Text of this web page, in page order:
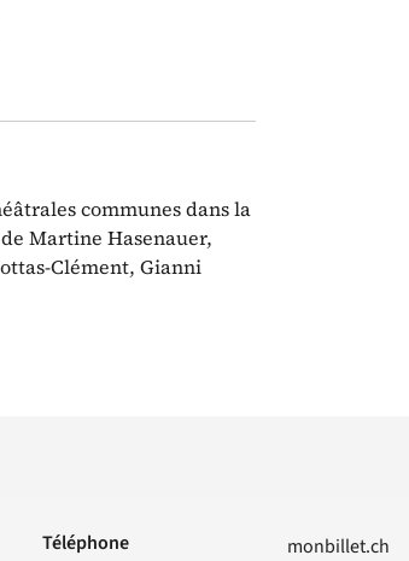
communes dans la
Martine Hasenauer,
Clément, Gianni
Contact
Téléphone
monbillet.ch